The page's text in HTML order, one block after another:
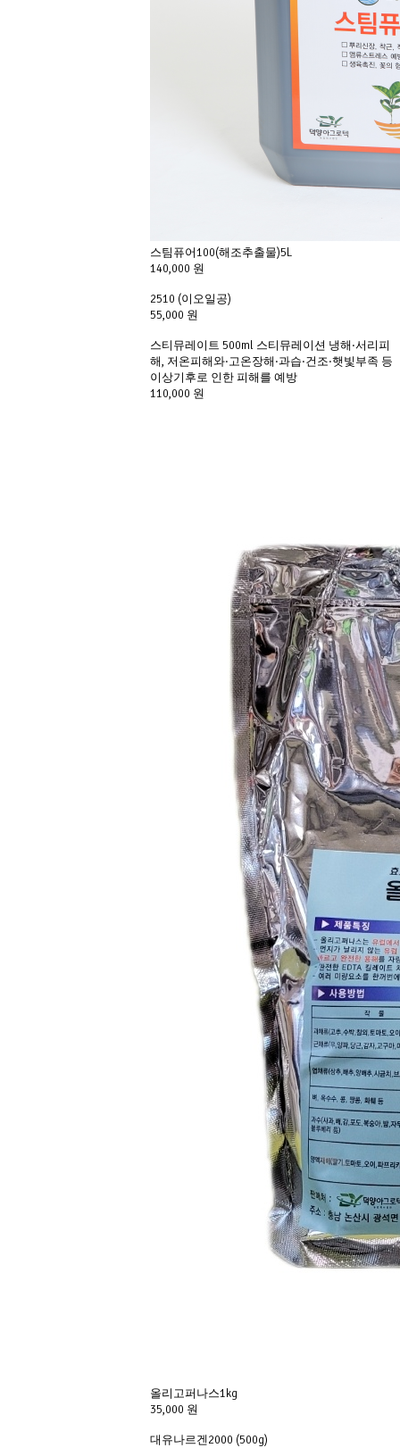
스팀퓨어100(해조추출물)5L
140,000 원
2510 (이오일공)
55,000 원
스티뮤레이트 500ml 스티뮤레이션 냉해·서리피
해, 저온피해와·고온장해·과습·건조·햇빛부족 등
이상기후로 인한 피해를 예방
110,000 원
올리고퍼나스1kg
35,000 원
대유나르겐2000 (500g)